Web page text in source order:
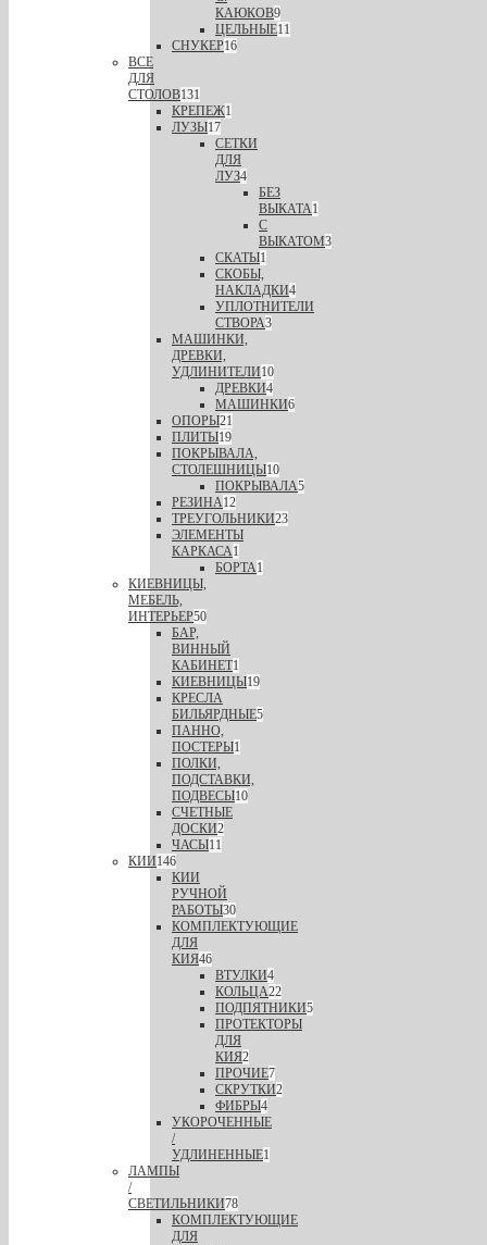
КАЮКОВ9
ЦЕЛЬНЫЕ11
СНУКЕР16
ВСЕ
ДЛЯ
СТОЛОВ131
КРЕПЕЖ1
ЛУЗЫ17
СЕТКИ
ДЛЯ
ЛУЗ4
БЕЗ
ВЫКАТА1
С
ВЫКАТОМ3
СКАТЫ1
СКОБЫ,
НАКЛАДКИ4
УПЛОТНИТЕЛИ
СТВОРА3
МАШИНКИ,
ДРЕВКИ,
УДЛИНИТЕЛИ10
ДРЕВКИ4
МАШИНКИ6
ОПОРЫ21
ПЛИТЫ19
ПОКРЫВАЛА,
СТОЛЕШНИЦЫ10
ПОКРЫВАЛА5
РЕЗИНА12
ТРЕУГОЛЬНИКИ23
ЭЛЕМЕНТЫ
КАРКАСА1
БОРТА1
КИЕВНИЦЫ,
МЕБЕЛЬ,
ИНТЕРЬЕР50
БАР,
ВИННЫЙ
КАБИНЕТ1
КИЕВНИЦЫ19
КРЕСЛА
БИЛЬЯРДНЫЕ5
ПАННО,
ПОСТЕРЫ1
ПОЛКИ,
ПОДСТАВКИ,
ПОДВЕСЫ10
СЧЕТНЫЕ
ДОСКИ2
ЧАСЫ11
КИИ146
КИИ
РУЧНОЙ
РАБОТЫ30
КОМПЛЕКТУЮЩИЕ
ДЛЯ
КИЯ46
ВТУЛКИ4
КОЛЬЦА22
ПОДПЯТНИКИ5
ПРОТЕКТОРЫ
ДЛЯ
КИЯ2
ПРОЧИЕ7
СКРУТКИ2
ФИБРЫ4
УКОРОЧЕННЫЕ
/
УДЛИНЕННЫЕ1
ЛАМПЫ
/
СВЕТИЛЬНИКИ78
КОМПЛЕКТУЮЩИЕ
ДЛЯ